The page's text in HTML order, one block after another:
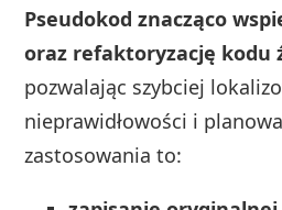
Pseudokod znacząco
oraz refaktoryzację kodu
pozwalając szybciej
nieprawidłowości i
zastosowania to: